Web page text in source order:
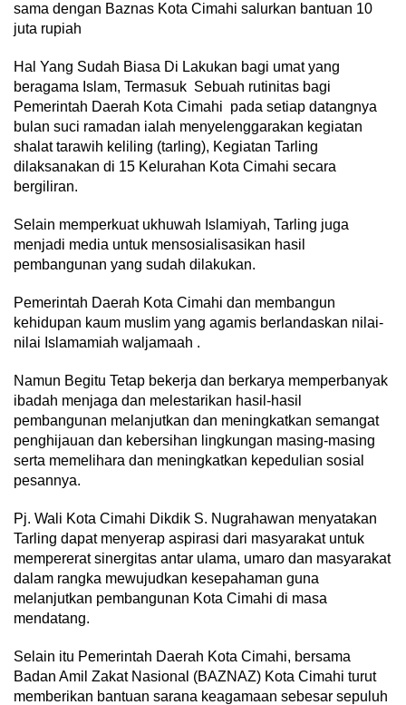
sama dengan Baznas Kota Cimahi salurkan bantuan 10
juta rupiah
Hal Yang Sudah Biasa Di Lakukan bagi umat yang
beragama Islam, Termasuk Sebuah rutinitas bagi
Pemerintah Daerah Kota Cimahi pada setiap datangnya
bulan suci ramadan ialah menyelenggarakan kegiatan
shalat tarawih keliling (tarling), Kegiatan Tarling
dilaksanakan di 15 Kelurahan Kota Cimahi secara
bergiliran.
Selain memperkuat ukhuwah Islamiyah, Tarling juga
menjadi media untuk mensosialisasikan hasil
pembangunan yang sudah dilakukan.
Pemerintah Daerah Kota Cimahi dan membangun
kehidupan kaum muslim yang agamis berlandaskan nilai-
nilai Islamamiah waljamaah .
Namun Begitu Tetap bekerja dan berkarya memperbanyak
ibadah menjaga dan melestarikan hasil-hasil
pembangunan melanjutkan dan meningkatkan semangat
penghijauan dan kebersihan lingkungan masing-masing
serta memelihara dan meningkatkan kepedulian sosial
pesannya.
Pj. Wali Kota Cimahi Dikdik S. Nugrahawan menyatakan
Tarling dapat menyerap aspirasi dari masyarakat untuk
mempererat sinergitas antar ulama, umaro dan masyarakat
dalam rangka mewujudkan kesepahaman guna
melanjutkan pembangunan Kota Cimahi di masa
mendatang.
Selain itu Pemerintah Daerah Kota Cimahi, bersama
Badan Amil Zakat Nasional (BAZNAZ) Kota Cimahi turut
memberikan bantuan sarana keagamaan sebesar sepuluh